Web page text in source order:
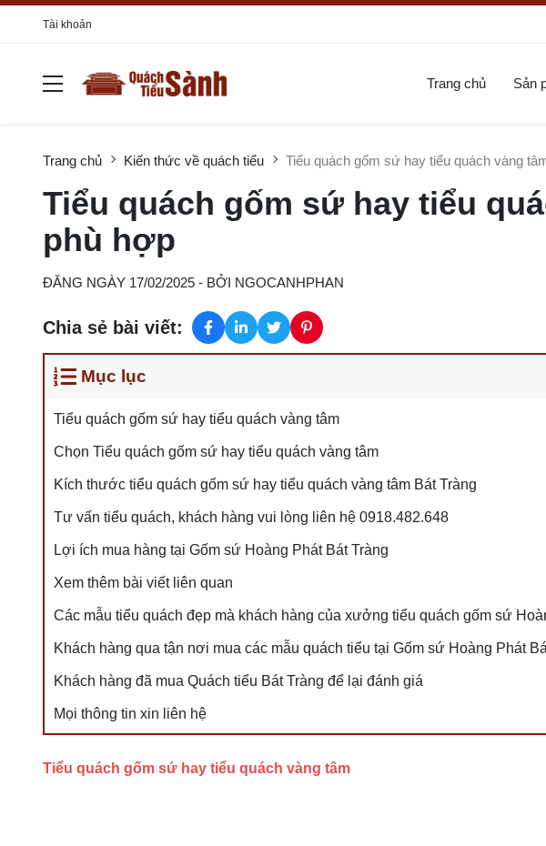
Tài khoản
Trang chủ Sản
Trang chủ Kiến thức về quách tiểu Tiểu quách gốm sứ hay tiểu quách vàng
Tiểu quách gốm sứ hay tiểu
phù hợp
ĐĂNG NGÀY 17/02/2025 - BỞI NGOCANHPHAN
Chia sẻ bài viết:
Mục lục
Tiểu quách gốm sứ hay tiểu quách vàng tâm
Chọn Tiểu quách gốm sứ hay tiểu quách vàng tâm
Kích thước tiểu quách gốm sứ hay tiểu quách vàng tâm Bát Tràng
Tư vấn tiểu quách, khách hàng vui lòng liên hệ 0918.482.648
Lợi ích mua hàng tại Gốm sứ Hoàng Phát Bát Tràng
Xem thêm bài viết liên quan
Các mẫu tiểu quách đẹp mà khách hàng của xưởng tiểu quách gốm sứ
Khách hàng qua tận nơi mua các mẫu quách tiểu tại Gốm sứ Hoàng Phát
Khách hàng đã mua Quách tiểu Bát Tràng để lại đánh giá
Mọi thông tin xin liên hệ
Tiểu quách gốm sứ hay tiểu quách vàng tâm